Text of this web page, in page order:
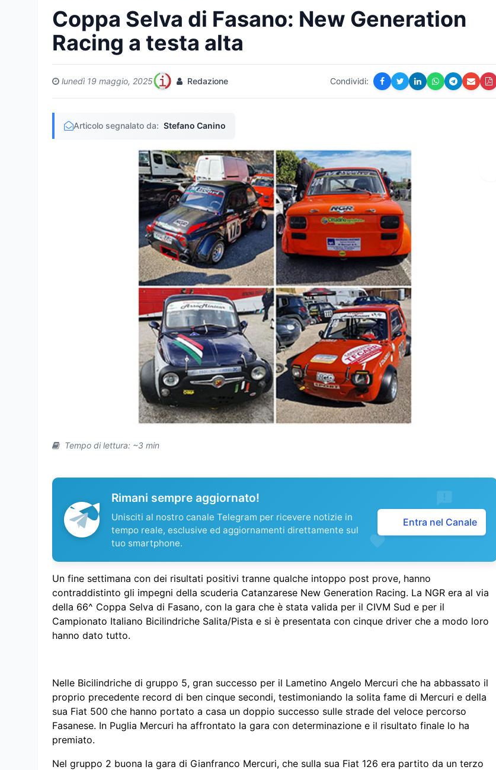
Coppa Selva di Fasano: New Generation
Racing a testa alta
lunedì 19 maggio, 2025 Redazione Condividi:
Articolo segnalato da: Stefano Canino
Tempo di lettura: ~3 min
Rimani sempre aggiornato!
Unisciti al nostro canale Telegram per ricevere notizie in
tempo reale, esclusive ed aggiornamenti direttamente sul
tuo smartphone.
Entra nel Canale
Un fine settimana con dei risultati positivi tranne qualche intoppo post prove, hanno
contraddistinto gli impegni della scuderia Catanzarese New Generation Racing. La NGR era al via
della 66^ Coppa Selva di Fasano, con la gara che è stata valida per il CIVM Sud e per il
Campionato Italiano Bicilindriche Salita/Pista e si è presentata con cinque driver che a modo loro
hanno dato tutto.
Nelle Bicilindriche di gruppo 5, gran successo per il Lametino Angelo Mercuri che ha abbassato il
proprio precedente record di ben cinque secondi, testimoniando la solita fame di Mercuri e della
sua Fiat 500 che hanno portato a casa un doppio successo sulle strade del veloce percorso
Fasanese. In Puglia Mercuri ha affrontato la gara con determinazione e il risultato finale lo ha
premiato.
Nel gruppo 2 buona la gara di Gianfranco Mercuri, che sulla sua Fiat 126 era partito da un terzo